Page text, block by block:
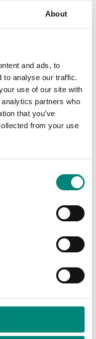
About
and ads, to
to analyse our traffic.
use of our site with
partners who
that you’ve
from your use
hreinlætisvænum
efnis, sem eru